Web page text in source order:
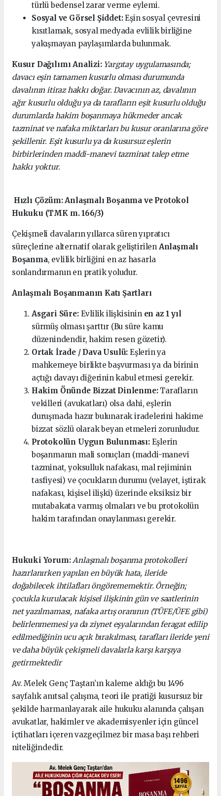
türlü bedensel zarar verme eylemi.
Sosyal ve Görsel Şiddet:Eşin sosyal çevresini
kısıtlamak, sosyal medyada evlilik birliğine
yakışmayan paylaşımlarda bulunmak.
Kusur Dağılımı Analizi: Yargıtay uygulamasında;
davacı eşin tamamen kusurlu olması durumunda
davalının itiraz hakkı doğar. Davacının az, davalının
ağır kusurlu olduğu ya da tarafların eşit kusurlu olduğu
durumlarda hakim boşanmaya hükmeder ancak
tazminat ve nafaka miktarları bu kusur oranlarına göre
şekillenir. Eşit kusurlu ya da kusursuz eşlerin
birbirlerinden maddi-manevi tazminat talep etme
hakkı yoktur.
Hızlı Çözüm: Anlaşmalı Boşanma ve Protokol
Hukuku (TMK m. 166/3)
Çekişmeli davaların yıllarca süren yıpratıcı
süreçlerine alternatif olarak geliştirilen Anlaşmalı
Boşanma, evlilik birliğini en az hasarla
sonlandırmanın en pratik yoludur.
Anlaşmalı Boşanmanın Katı Şartları
Asgari Süre:Evlilik ilişkisinin en az 1 yıl
sürmüş olması şarttır (Bu süre kamu
düzenindendir, hakim resen gözetir).
Ortak İrade / Dava Usulü: Eşlerin ya
mahkemeye birlikte başvurması ya da birinin
açtığı davayı diğerinin kabul etmesi gerekir.
Hakim Önünde Bizzat Dinlenme:Tarafların
vekilleri (avukatları) olsa dahi, eşlerin
duruşmada hazır bulunarak iradelerini hakime
bizzat sözlü olarak beyan etmeleri zorunludur.
Protokolün Uygun Bulunması:Eşlerin
boşanmanın mali sonuçları (maddi-manevi
tazminat, yoksulluk nafakası, mal rejiminin
tasfiyesi) ve çocukların durumu (velayet, iştirak
nafakası, kişisel ilişki) üzerinde eksiksiz bir
mutabakata varmış olmaları ve bu protokolün
hakim tarafından onaylanması gerekir.
Hukuki Yorum: Anlaşmalı boşanma protokolleri
hazırlanırken yapılan en büyük hata, ileride
doğabilecek ihtilafları öngörememektir. Örneğin;
çocukla kurulacak kişisel ilişkinin gün ve saatlerinin
net yazılmaması, nafaka artış oranının (TÜFE/ÜFE gibi)
belirlenmemesi ya da ziynet eşyalarından feragat edilip
edilmediğinin ucu açık bırakılması, tarafları ileride yeni
ve daha büyük çekişmeli davalarla karşı karşıya
getirmektedir
Av. Melek Genç Taştan’ın kaleme aldığı bu 1496
sayfalık anıtsal çalışma, teori ile pratiği kusursuz bir
şekilde harmanlayarak aile hukuku alanında çalışan
avukatlar, hakimler ve akademisyenler için güncel
içtihatları içeren vazgeçilmez bir masa başı rehberi
niteliğindedir.